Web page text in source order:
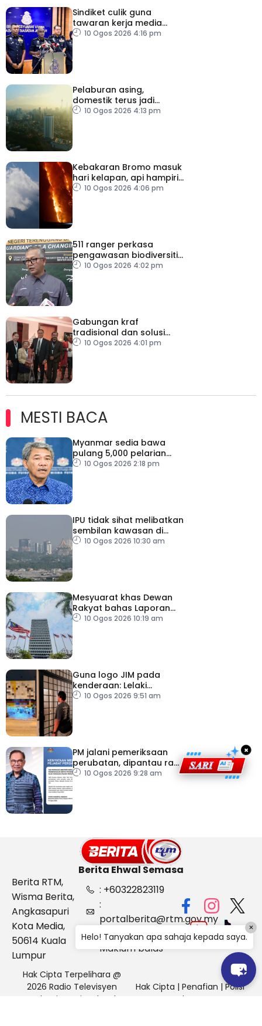
Sindiket culik guna
tawaran kerja media
sosial tumpas – Polis
10 Ogos 2026 4:16 pm
Pelaburan asing,
domestik terus jadi
pemangkin pertumbuhan
10 Ogos 2026 4:13 pm
Kebakaran Bromo masuk
hari kelapan, api hampiri
penempatan penduduk
10 Ogos 2026 4:06 pm
511 ranger perkasa
pengawasan biodiversiti
Terengganu
10 Ogos 2026 4:02 pm
Gabungan kraf
tradisional dan solusi
digital buka pasaran
10 Ogos 2026 4:01 pm
MESTI BACA
Myanmar sedia bawa
pulang 5,000 pelarian
guna kapal
10 Ogos 2026 2:18 pm
IPU tidak sihat melibatkan
sembilan kawasan di
Sarawak
10 Ogos 2026 10:30 am
Mesyuarat khas Dewan
Rakyat bahas Laporan
RCI Tabung Haji, esok
10 Ogos 2026 10:19 am
Guna logo JIM pada
kenderaan: Lelaki
Pakistan dicekup
10 Ogos 2026 9:51 am
PM jalani pemeriksaan
perubatan, dipantau rapi
dua hari
10 Ogos 2026 9:28 am
×
Berita Ehwal Semasa
Berita RTM,
Wisma Berita,
Angkasapuri
Kota Media,
50614 Kuala
Lumpur
: +60322823119
:
portalberita@rtm.gov.my
: Aduan &
Maklum balas
Hak Cipta Terpelihara @
2026 Radio Televisyen
Malaysia, Berita Ehwal
Hak Cipta | Penafian | Polisi
Keselamatan
Helo! Tanyakan apa sahaja kepada saya.
×